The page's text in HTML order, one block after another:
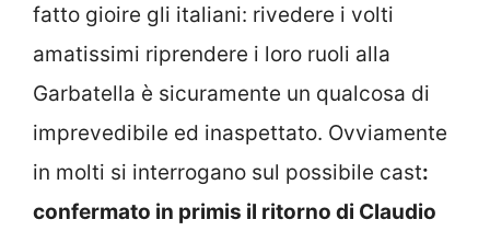
fatto gioire gli italiani: rivedere i volti
amatissimi riprendere i loro ruoli alla
Garbatella è sicuramente un qualcosa di
imprevedibile ed inaspettato. Ovviamente
in molti si interrogano sul possibile cast:
confermato in primis il ritorno di Claudio